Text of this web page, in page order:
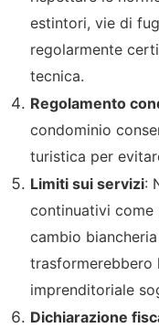
estintori, vie di
regolarmente
tecnica.
Regolamento
condominio
turistica per
Limiti sui servizi:
continuativi come
cambio
trasformerebbero
imprenditoriale
Dichiarazione